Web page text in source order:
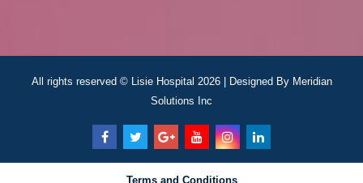
All rights reserved © Lisie Hospital 2026 | Designed By Meridian
Solutions Inc
Terms and Conditions